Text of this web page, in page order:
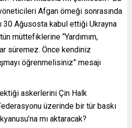
Afgan örneği sonrasında
30 Ağusosta kabul ettiği Ukrayna
müttefiklerine “Yardımım,
süremez. Önce kendiniz
öğrenmelisiniz” mesajı
askerlerini Çin Halk
üzerinde bir tür baskı
mı aktaracak?